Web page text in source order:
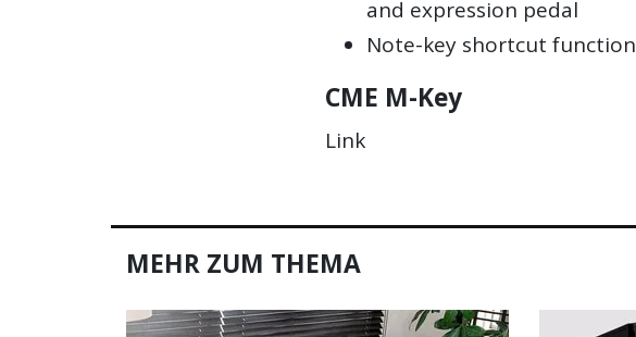
and expression pedal
Note-key shortcut function
CME M-Key
Link
MEHR ZUM THEMA